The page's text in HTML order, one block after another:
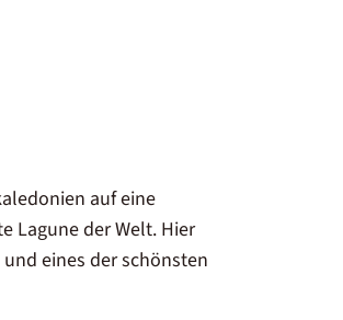
auf eine
Lagune der Welt. Hier
eines derschönsten